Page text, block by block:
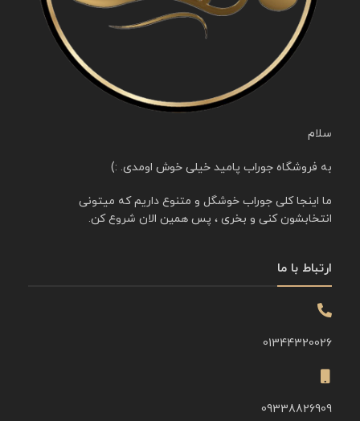
سلام
به فروشگاه جوراب پامید خیلی خوش اومدی. :)
ما اینجا کلی جوراب خوشگل و متنوع داریم که میتونی
انتخابشون کنی و بخری ، پس همین الان شروع کن.
ارتباط با ما
01344320026
09338826909